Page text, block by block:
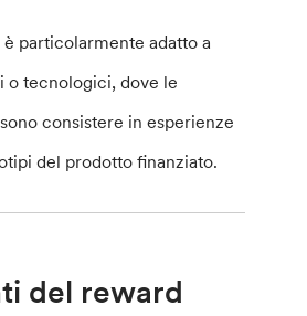
particolarmente adatto a
o tecnologici, dove le
consistere in esperienze
del prodotto finanziato.
del reward